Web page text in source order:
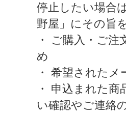
停止したい場合
野屋」にその旨
・ ご購入・ご
め
・ 希望された
・ 申込まれた
い確認やご連絡